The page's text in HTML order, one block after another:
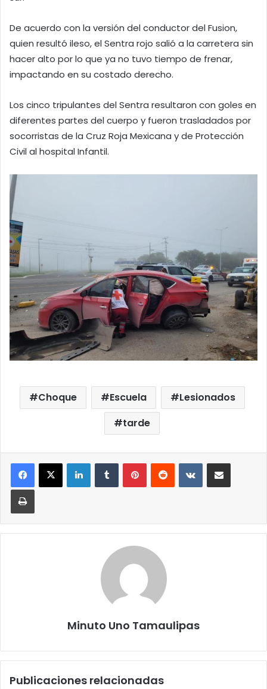
De acuerdo con la versión del conductor del Fusion,
quien resultó ileso, el Sentra rojo salió a la carretera sin
hacer alto por lo que ya no tuvo tiempo de frenar,
impactando en su costado derecho.
Los cinco tripulantes del Sentra resultaron con goles en
diferentes partes del cuerpo y fueron trasladados por
socorristas de la Cruz Roja Mexicana y de Protección
Civil al hospital Infantil.
Choque Escuela
Lesionados
tarde
LinkedInTumblrPinterestReddit VKontakteCompartir por correo
Imprimir
Minuto Uno Tamaulipas
Publicaciones relacionadas